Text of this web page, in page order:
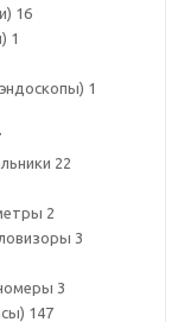
16
1
1
22
2
3
3
147